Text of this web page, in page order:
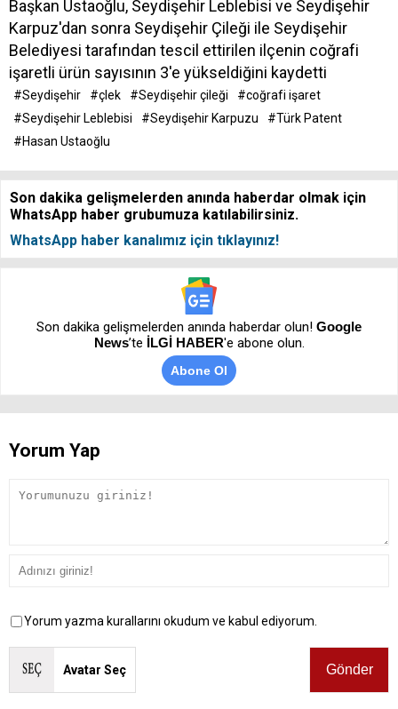
Başkan Ustaoğlu, Seydişehir Leblebisi ve Seydişehir
Karpuz'dan sonra Seydişehir Çileği ile Seydişehir
Belediyesi tarafından tescil ettirilen ilçenin coğrafi
işaretli ürün sayısının 3'e yükseldiğini kaydetti
#Seydişehir #çlek #Seydişehir çileği
#coğrafi işaret
#Seydişehir Leblebisi
#Seydişehir Karpuzu
#Türk Patent
#Hasan Ustaoğlu
Son dakika gelişmelerden anında haberdar olmak için
WhatsApp haber grubumuza katılabilirsiniz.
WhatsApp haber kanalımız için tıklayınız!
Son dakika gelişmelerden anında haberdar olun! Google
News’te İLGİ HABER'e abone olun.
Abone Ol
Yorum Yap
Yorum yazma kurallarını okudum ve kabul ediyorum.
Avatar Seç